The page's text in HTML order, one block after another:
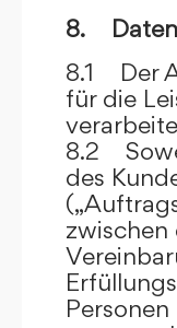
8.
8.1 Der
für die
8.2
des
zwischen